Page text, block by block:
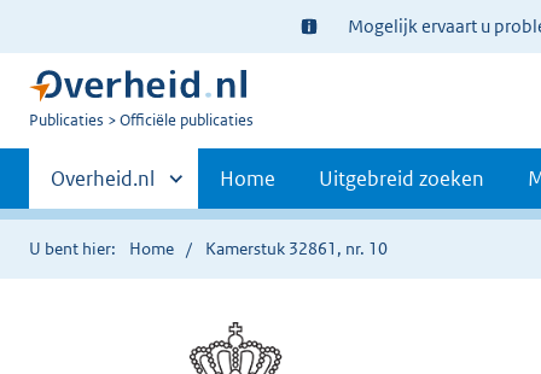
Ter
informatie:
Mogelijk ervaart u
U
Publicaties Officiële publicaties
Primaire
navigatie
Andere
sites
binnen
Overheid.nl Home Uitgebreid zoeken
U bent hier: Home Kamerstuk 32861, nr. 10